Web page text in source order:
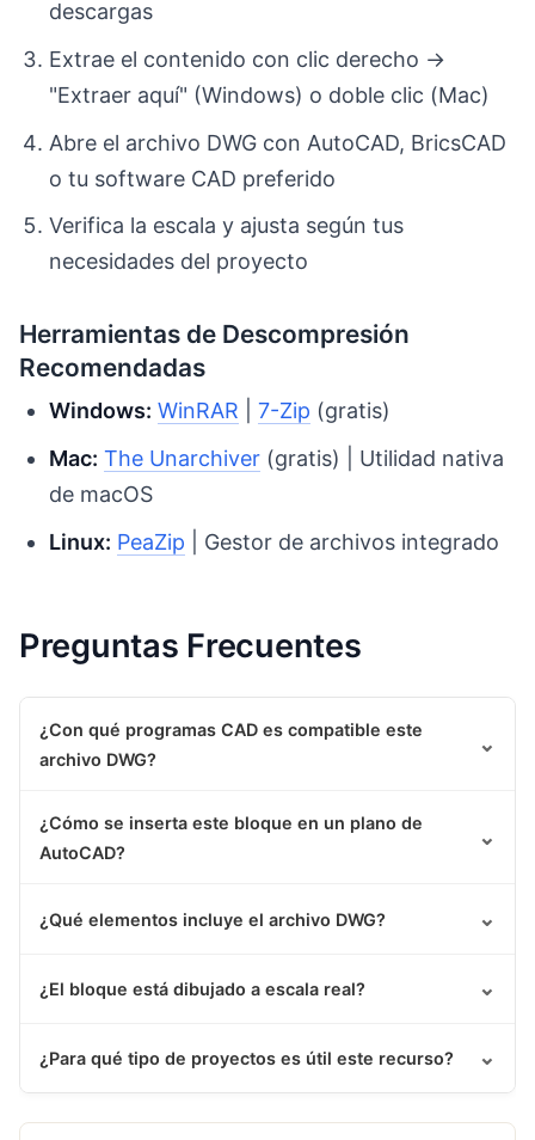
descargas
Extrae el contenido con clic derecho →
"Extraer aquí" (Windows) o doble clic (Mac)
Abre el archivo DWG con AutoCAD, BricsCAD
o tu software CAD preferido
Verifica la escala y ajusta según tus
necesidades del proyecto
Herramientas de Descompresión
Recomendadas
Windows: WinRAR |7-Zip (gratis)
Mac: The Unarchiver (gratis) | Utilidad nativa
de macOS
Linux: PeaZip | Gestor de archivos integrado
Preguntas Frecuentes
¿Con qué programas CAD es compatible este
archivo DWG?
⌄
¿Cómo se inserta este bloque en un plano de
AutoCAD?
⌄
¿Qué elementos incluye el archivo DWG? ⌄
¿El bloque está dibujado a escala real? ⌄
¿Para qué tipo de proyectos es útil este recurso? ⌄